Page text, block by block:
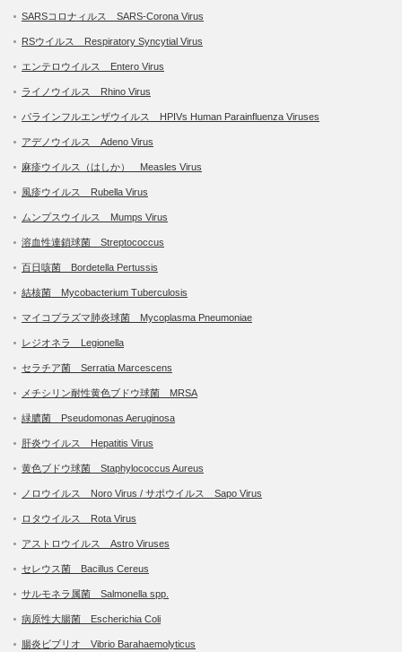
SARSコロナィルス SARS-Corona Virus
RSウイルス Respiratory Syncytial Virus
エンテロウイルス Entero Virus
ライノウイルス Rhino Virus
パラインフルエンザウイルス HPIVs Human Parainfluenza Viruses
アデノウイルス Adeno Virus
麻疹ウイルス（はしか） Measles Virus
風疹ウイルス Rubella Virus
ムンプスウイルス Mumps Virus
溶血性連鎖球菌 Streptococcus
百日咳菌 Bordetella Pertussis
結核菌 Mycobacterium Tuberculosis
マイコプラズマ肺炎球菌 Mycoplasma Pneumoniae
レジオネラ Legionella
セラチア菌 Serratia Marcescens
メチシリン耐性黄色ブドウ球菌 MRSA
緑膿菌 Pseudomonas Aeruginosa
肝炎ウイルス Hepatitis Virus
黄色ブドウ球菌 Staphylococcus Aureus
ノロウイルス Noro Virus / サポウイルス Sapo Virus
ロタウイルス Rota Virus
アストロウイルス Astro Viruses
セレウス菌 Bacillus Cereus
サルモネラ属菌 Salmonella spp.
病原性大腸菌 Escherichia Coli
腸炎ビブリオ Vibrio Barahaemolyticus